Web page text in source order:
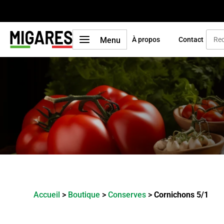
a Menu À propos Contact
Accueil > Boutique >Conserves >Cornichons 5/1